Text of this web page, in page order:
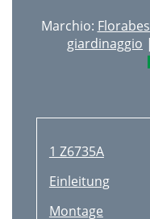
Marchio:
giardinaggio
1 Z6735A
Einleitung
Montage